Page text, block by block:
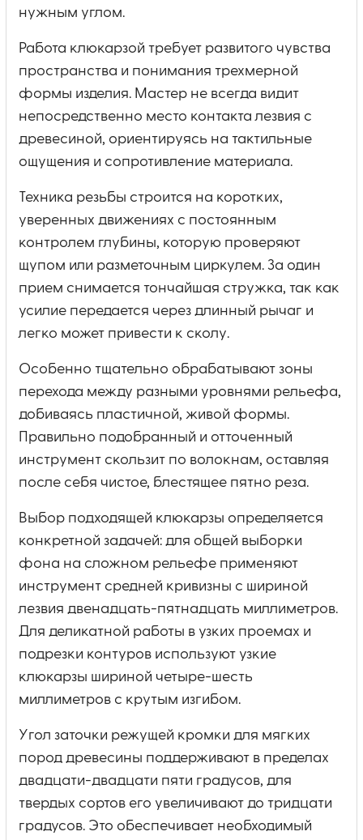
нужным углом.
Работа клюкарзой требует развитого чувства
пространства и понимания трехмерной
формы изделия. Мастер не всегда видит
непосредственно место контакта лезвия с
древесиной, ориентируясь на тактильные
ощущения и сопротивление материала.
Техника резьбы строится на коротких,
уверенных движениях с постоянным
контролем глубины, которую проверяют
щупом или разметочным циркулем. За один
прием снимается тончайшая стружка, так как
усилие передается через длинный рычаг и
легко может привести к сколу.
Особенно тщательно обрабатывают зоны
перехода между разными уровнями рельефа,
добиваясь пластичной, живой формы.
Правильно подобранный и отточенный
инструмент скользит по волокнам, оставляя
после себя чистое, блестящее пятно реза.
Выбор подходящей клюкарзы определяется
конкретной задачей: для общей выборки
фона на сложном рельефе применяют
инструмент средней кривизны с шириной
лезвия двенадцать-пятнадцать миллиметров.
Для деликатной работы в узких проемах и
подрезки контуров используют узкие
клюкарзы шириной четыре-шесть
миллиметров с крутым изгибом.
Угол заточки режущей кромки для мягких
пород древесины поддерживают в пределах
двадцати-двадцати пяти градусов, для
твердых сортов его увеличивают до тридцати
градусов. Это обеспечивает необходимый